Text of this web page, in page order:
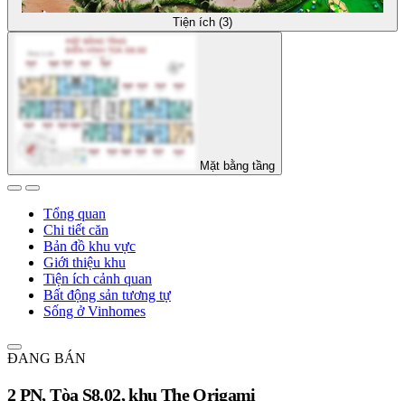
Tiện ích (3)
Mặt bằng tầng
Tổng quan
Chi tiết căn
Bản đồ khu vực
Giới thiệu khu
Tiện ích cảnh quan
Bất động sản tương tự
Sống ở Vinhomes
ĐANG BÁN
2 PN, Tòa S8.02, khu The Origami